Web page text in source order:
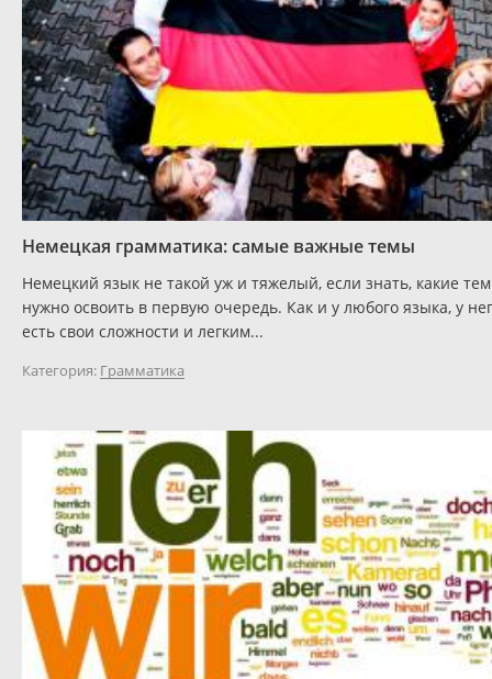
Немецкая грамматика: самые важные темы
Немецкий язык не такой уж и тяжелый, если знать, какие
нужно освоить в первую очередь. Как и у любого языка, у
есть свои сложности и легким...
Категория: Грамматика